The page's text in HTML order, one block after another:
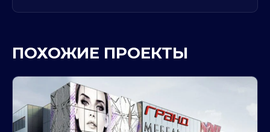
ПОХОЖИЕ ПРОЕКТЫ